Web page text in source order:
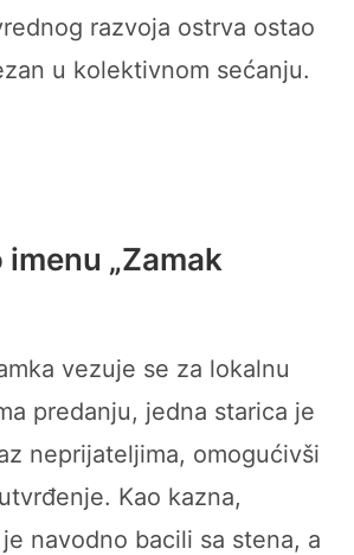
razvoja ostrva ostao
u kolektivnom sećanju.
imenu „Zamak
vezuje se za lokalnu
predanju, jedna starica je
neprijateljima, omogućivši
Kao kazna,
navodno bacili sa stena, a